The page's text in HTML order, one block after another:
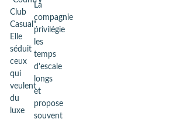
Club
Casual".
Elle
séduit
ceux
qui
veulent
du
luxe
La
compagnie
privilégie
les
temps
d'escale
longs
et
propose
souvent